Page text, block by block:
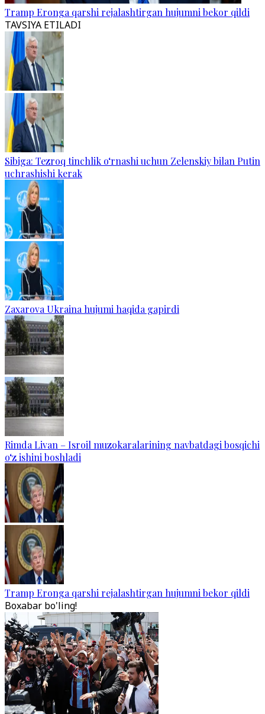
Tramp Eronga qarshi rejalashtirgan hujumni bekor qildi
TAVSIYA ETILADI
Sibiga: Tezroq tinchlik o‘rnashi uchun Zelenskiy bilan Putin
uchrashishi kerak
Zaxarova Ukraina hujumi haqida gapirdi
Rimda Livan – Isroil muzokaralarining navbatdagi bosqichi
o‘z ishini boshladi
Tramp Eronga qarshi rejalashtirgan hujumni bekor qildi
Boxabar bo'ling!